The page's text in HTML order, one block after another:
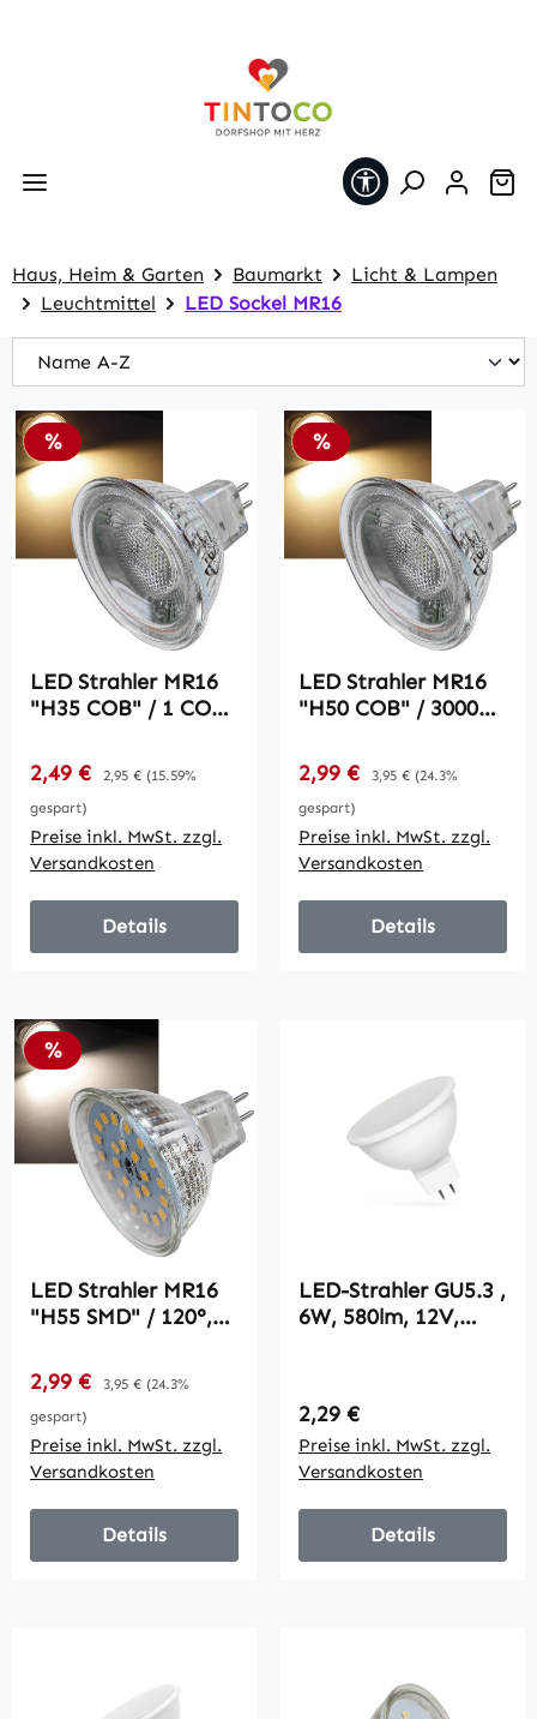
Werkzeugleiste
Haus, Heim & Garten Baumarkt
Licht & Lampen
Leuchtmittel
LED Sockel MR16
Rabatt
%
LED Strahler MR16
"H35 COB" / 1 COB,
12V/3W, warmweiß
Verkaufspreis:
2,49 € Regulärer Preis:
2,95 € (15.59%
gespart)
Preise inkl. MwSt. zzgl.
Versandkosten
Details
Rabatt
%
LED Strahler MR16
"H50 COB" / 3000k,
warmweiß
Verkaufspreis:
2,99 € Regulärer Preis:
3,95 € (24.3%
gespart)
Preise inkl. MwSt. zzgl.
Versandkosten
Details
Rabatt
%
LED Strahler MR16
"H55 SMD" / 120°,
12V/5W,
neutralweiß
Verkaufspreis:
2,99 € Regulärer Preis:
3,95 € (24.3%
gespart)
Preise inkl. MwSt. zzgl.
Versandkosten
Details
LED-Strahler GU5.3 ,
6W, 580lm, 12V,
Regulärer Preis:
2,29 €
Preise inkl. MwSt. zzgl.
Versandkosten
Details